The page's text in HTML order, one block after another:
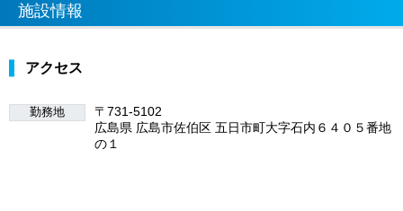
施設情報
アクセス
勤務地
〒731-5102
広島県 広島市佐伯区 五日市町大字石内６４０５番地
の１